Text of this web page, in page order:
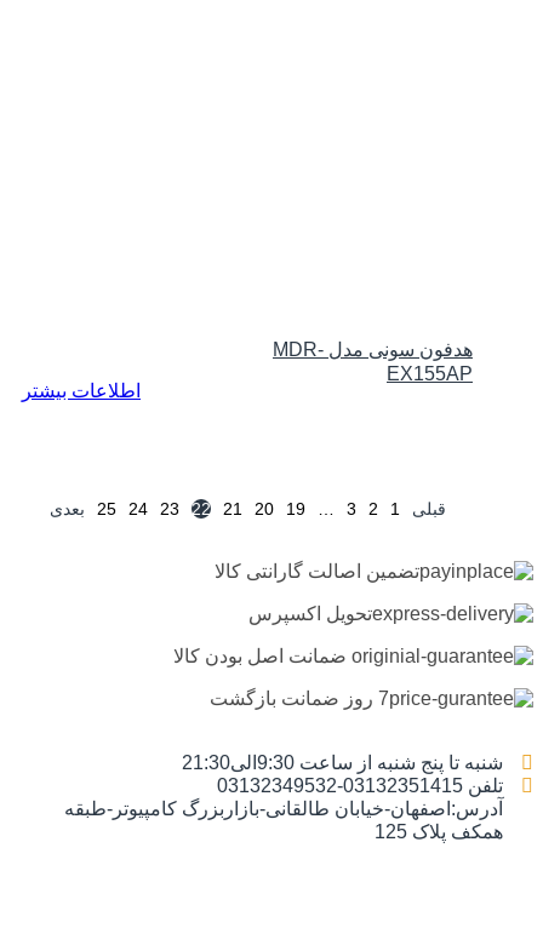
هدفون سونی مدل MDR-
EX155AP
اطلاعات بیشتر
قبلی 1
2
3
19
20
21
22
23
24
25 بعدی
تضمین اصالت گارانتی کالا
تحویل اکسپرس
ضمانت اصل بودن کالا
7 روز ضمانت بازگشت
شنبه تا پنج شنبه از ساعت 9:30الی21:30
تلفن 03132351415-03132349532
آدرس:اصفهان-خیابان طالقانی-بازاربزرگ کامپیوتر-طبقه
همکف پلاک 125